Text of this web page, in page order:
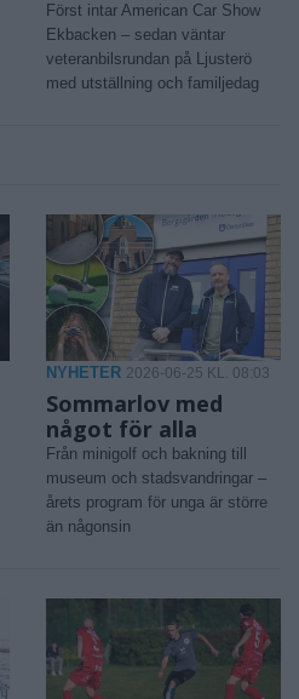
Först intar American Car Show
Ekbacken – sedan väntar
veteranbilsrundan på Ljusterö
med utställning och familjedag
NYHETER 2026-06-25 KL. 08:03
Sommarlov med
något för alla
Från minigolf och bakning till
museum och stadsvandringar –
årets program för unga är större
än någonsin